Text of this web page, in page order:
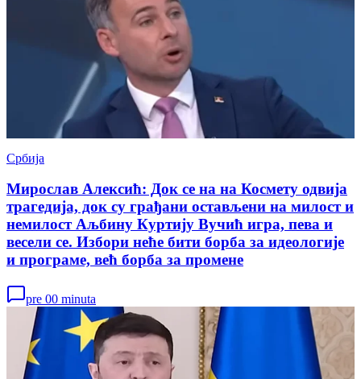
Србија
Мирослав Алексић: Док се на на Космету одвија
трагедија, док су грађани остављени на милост и
немилост Аљбину Куртију Вучић игра, пева и
весели се. Избори неће бити борба за идеологије
и програме, већ борба за промене
pre 00 minuta